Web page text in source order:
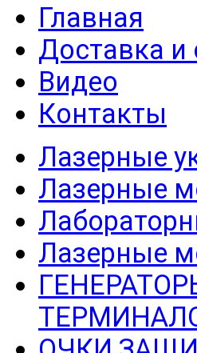
Главная
Доставка и
Видео
Контакты
Лазерные
Лазерные
Лазерные